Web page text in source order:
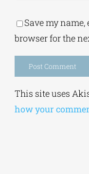
Save my
browser for the
This site uses
how your